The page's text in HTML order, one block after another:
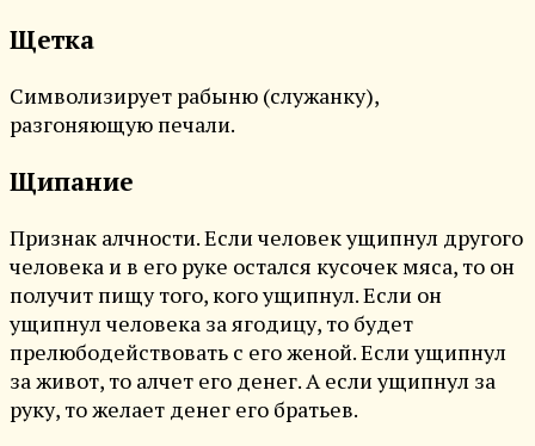
Щетка
Символизирует рабыню (служанку),
разгоняющую печали.
Щипание
Признак алчности. Если человек ущипнул другого
человека и в его руке остался кусочек мяса, то он
получит пищу того, кого ущипнул. Если он
ущипнул человека за ягодицу, то будет
прелюбодействовать с его женой. Если ущипнул
за живот, то алчет его денег. А если ущипнул за
руку, то желает денег его братьев.